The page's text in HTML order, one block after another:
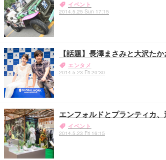
イベント
2014.5.25 Sun 17:15
【話題】長澤まさみと大沢た
エンタメ
2014.5.23 Fri 20:30
エンフォルドとプランティカ
イベント
2014.5.23 Fri 16:15